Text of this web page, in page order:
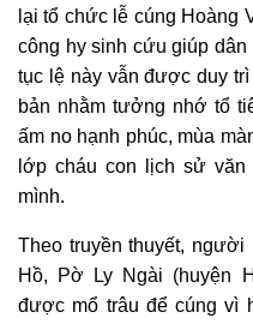
lại tổ chức lễ cúng Hoàng
công hy sinh cứu giúp dân
tục lệ này vẫn được duy
bản nhằm tưởng nhớ tổ
ấm no hạnh phúc, mùa
lớp cháu con lịch sử văn
mình.
Theo truyền thuyết,
Hồ, Pờ Ly Ngài (huyện
được mổ trâu để cúng vì